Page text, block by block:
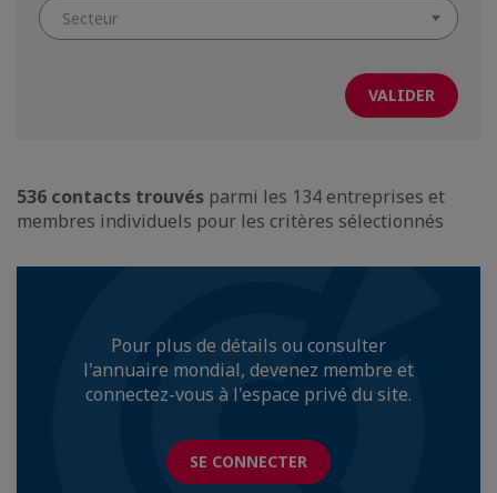
Secteur
536 contacts trouvés parmi les 134 entreprises et
membres individuels pour les critères sélectionnés
Pour plus de détails ou consulter
l'annuaire mondial, devenez membre et
connectez-vous à l'espace privé du site.
SE CONNECTER